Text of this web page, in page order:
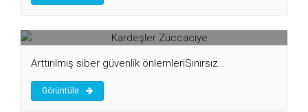
Arttırılmış siber güvenlik önlemleriSınırsız…
Görüntüle